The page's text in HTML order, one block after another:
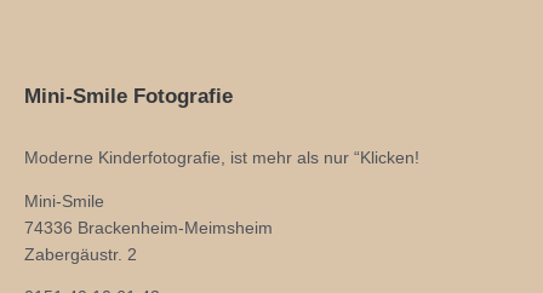
Mini-Smile Fotografie
Moderne Kinderfotografie, ist mehr als nur “Klicken!
Mini-Smile
74336 Brackenheim-Meimsheim
Zabergäustr. 2